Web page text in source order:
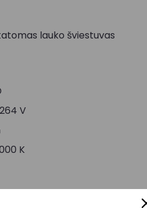
lauko šviestuvas
V
K